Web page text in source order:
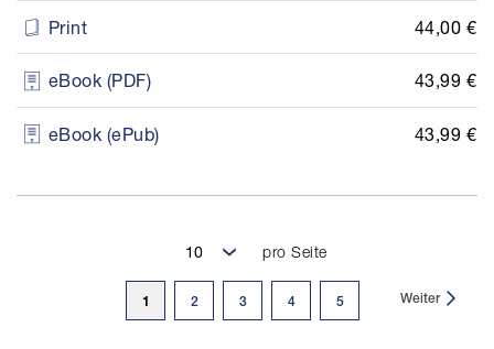
Print 44,00 €
eBook (PDF) 43,99 €
eBook (ePub) 43,99 €
pro Seite
Seite
Sie
1 Seite
2 Seite
3 Seite
4 Seite
5 Weiter